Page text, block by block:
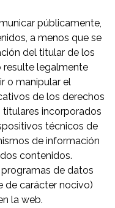
públicamente,
a menos que se
del titular de los
resulte legalmente
o manipular el
de los derechos
titulares incorporados
técnicos de
de información
contenidos.
de datos
de carácter nocivo)
la web.